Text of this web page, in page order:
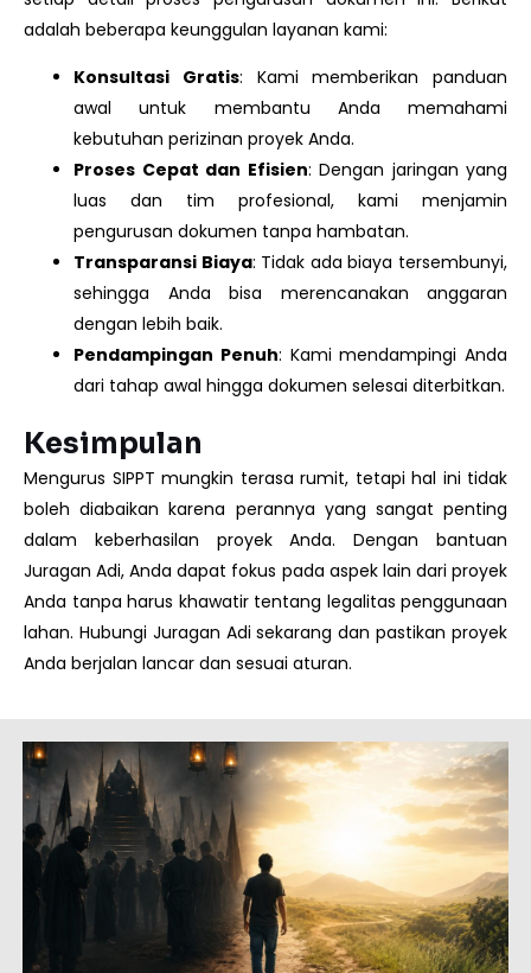
adalah beberapa keunggulan layanan kami:
Konsultasi Gratis: Kami memberikan panduan
awal untuk membantu Anda memahami
kebutuhan perizinan proyek Anda.
Proses Cepat dan Efisien: Dengan jaringan yang
luas dan tim profesional, kami menjamin
pengurusan dokumen tanpa hambatan.
Transparansi Biaya: Tidak ada biaya tersembunyi,
sehingga Anda bisa merencanakan anggaran
dengan lebih baik.
Pendampingan Penuh: Kami mendampingi Anda
dari tahap awal hingga dokumen selesai diterbitkan.
Kesimpulan
Mengurus SIPPT mungkin terasa rumit, tetapi hal ini tidak
boleh diabaikan karena perannya yang sangat penting
dalam keberhasilan proyek Anda. Dengan bantuan
Juragan Adi, Anda dapat fokus pada aspek lain dari proyek
Anda tanpa harus khawatir tentang legalitas penggunaan
lahan. Hubungi Juragan Adi sekarang dan pastikan proyek
Anda berjalan lancar dan sesuai aturan.
PagePagePagePagePage